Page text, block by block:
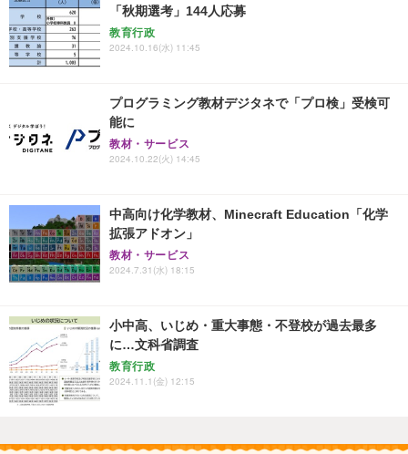
「秋期選考」144人応募
教育行政
2024.10.16(水) 11:45
プログラミング教材デジタネで「プロ検」受検可
能に
教材・サービス
2024.10.22(火) 14:45
中高向け化学教材、Minecraft Education「化学
拡張アドオン」
教材・サービス
2024.7.31(水) 18:15
小中高、いじめ・重大事態・不登校が過去最多
に…文科省調査
教育行政
2024.11.1(金) 12:15